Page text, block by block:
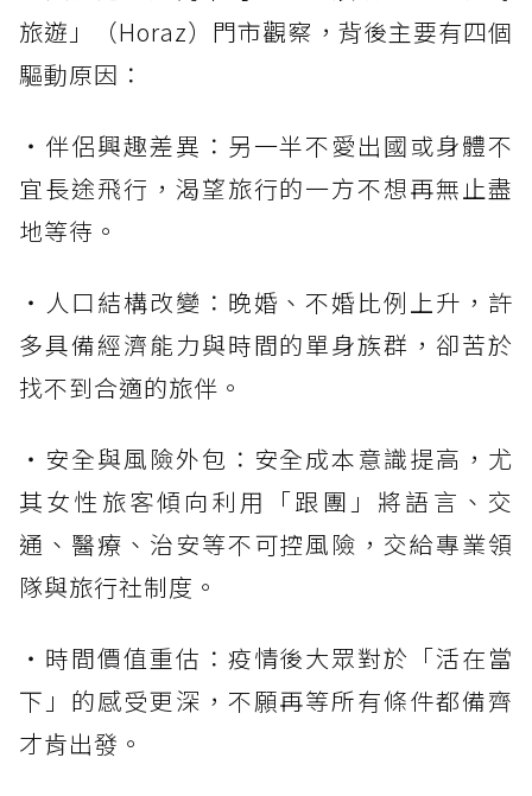
旅遊」（Horaz）門市觀察，背後主要有四個
驅動原因：
・伴侶興趣差異：另一半不愛出國或身體不
宜長途飛行，渴望旅行的一方不想再無止盡
地等待。
・人口結構改變：晚婚、不婚比例上升，許
多具備經濟能力與時間的單身族群，卻苦於
找不到合適的旅伴。
・安全與風險外包：安全成本意識提高，尤
其女性旅客傾向利用「跟團」將語言、交
通、醫療、治安等不可控風險，交給專業領
隊與旅行社制度。
・時間價值重估：疫情後大眾對於「活在當
下」的感受更深，不願再等所有條件都備齊
才肯出發。